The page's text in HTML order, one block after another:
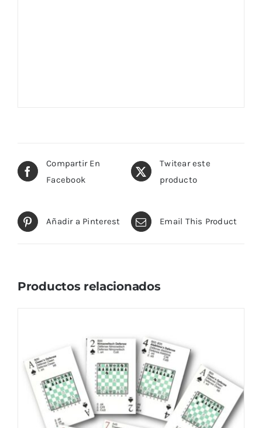
Compartir En
Facebook
Twitear este
producto
Añadir a Pinterest Email This Product
Productos relacionados